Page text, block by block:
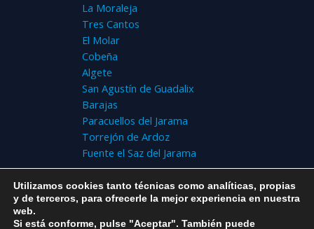
La Moraleja
Tres Cantos
El Molar
Cobeña
Algete
San Agustín de Guadalix
Barajas
Paracuellos del Jarama
Torrejón de Ardoz
Fuente el Saz del Jarama
Copyright © 2026 Alcoventana
Utilizamos cookies tanto técnicas como analíticas, propias
y de terceros, para ofrecerle la mejor experiencia en nuestra
web.
Si está conforme, pulse "Aceptar". También puede